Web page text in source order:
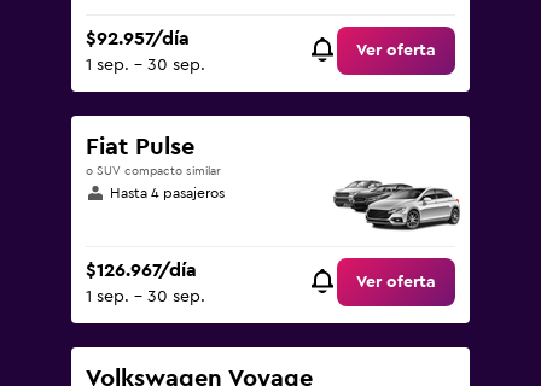
$92.957/día
1 sep. - 30 sep.
Ver oferta
Fiat Pulse
o SUV compacto similar
Hasta 4 pasajeros
$126.967/día
1 sep. - 30 sep.
Ver oferta
Volkswagen Voyage